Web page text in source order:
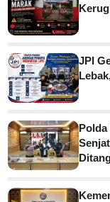
JPI